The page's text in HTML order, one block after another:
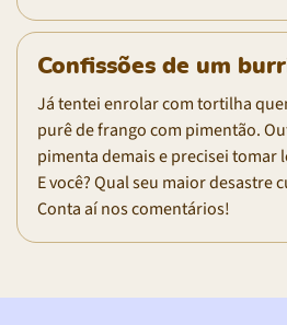
Confissões de um
Já tentei enrolar com tortilha
purê de frango com pimentão.
pimenta demais e precisei tomar
E você? Qual seu maior desastre
Conta aí nos comentários!